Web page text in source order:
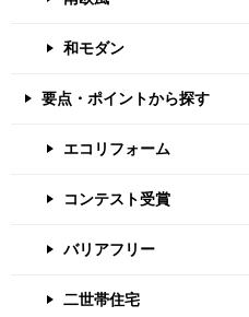
和モダン
要点・ポイントから探す
エコリフォーム
コンテスト受賞
バリアフリー
二世帯住宅